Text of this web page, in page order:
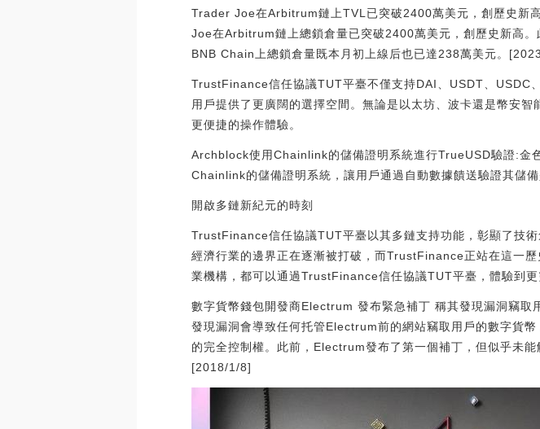
Trader Joe在Arbitrum鏈上TVL已突破2400萬美元，創歷史新
Joe在Arbitrum鏈上總鎖倉量已突破2400萬美元，創歷史新高
BNB Chain上總鎖倉量既本月初上線后也已達238萬美元。
TrustFinance信任協議TUT平臺不僅支持DAI、USDT、USDC
用戶提供了更廣闊的選擇空間。無論是以太坊、波卡還是幣安
更便捷的操作體驗。
Archblock使用Chainlink的儲備證明系統進行TrueUSD驗證:金
Chainlink的儲備證明系統，讓用戶通過自動數據饋送驗證其儲
開啟多鏈新紀元的時刻
TrustFinance信任協議TUT平臺以其多鏈支持功能，彰顯了技
經濟行業的邊界正在逐漸被打破，而TrustFinance正站在這一
業機構，都可以通過TrustFinance信任協議TUT平臺，體驗到更
數字貨幣錢包開發商Electrum 發布緊急補丁 稱其發現漏洞竊
發現漏洞會導致任何托管Electrum前的網站竊取用戶的數字貨
的完全控制權。此前，Electrum發布了第一個補丁，但似乎未
[2018/1/8]